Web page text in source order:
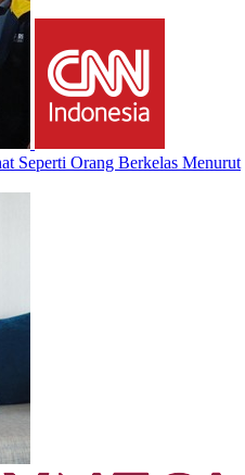
Seperti Orang Berkelas Menurut